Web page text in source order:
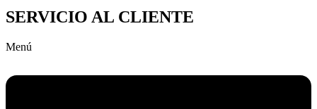
SERVICIO AL CLIENTE
Menú